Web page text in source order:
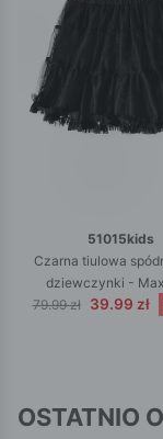
51015kids
Czarna tiulowa
dziewczynki -
79.99 zł
39.99 zł
OSTATNIO